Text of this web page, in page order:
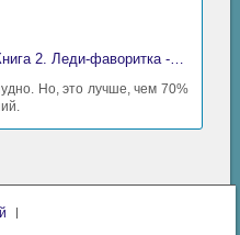
Дикарь королевских кровей. Книга 2. Леди-фаворитка - Анна Сергеевна Гаврилова
Но, это лучше, чем 70%